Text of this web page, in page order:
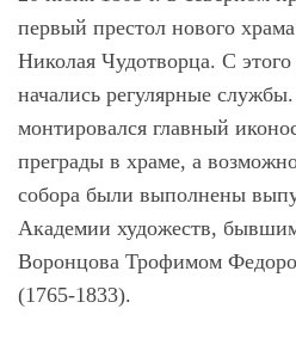
первый престол нового
Николая Чудотворца. С
начались регулярные
монтировался главный
преграды в храме, а
собора были выполнены
Академии художеств,
Воронцова Трофимом
(1765-1833).